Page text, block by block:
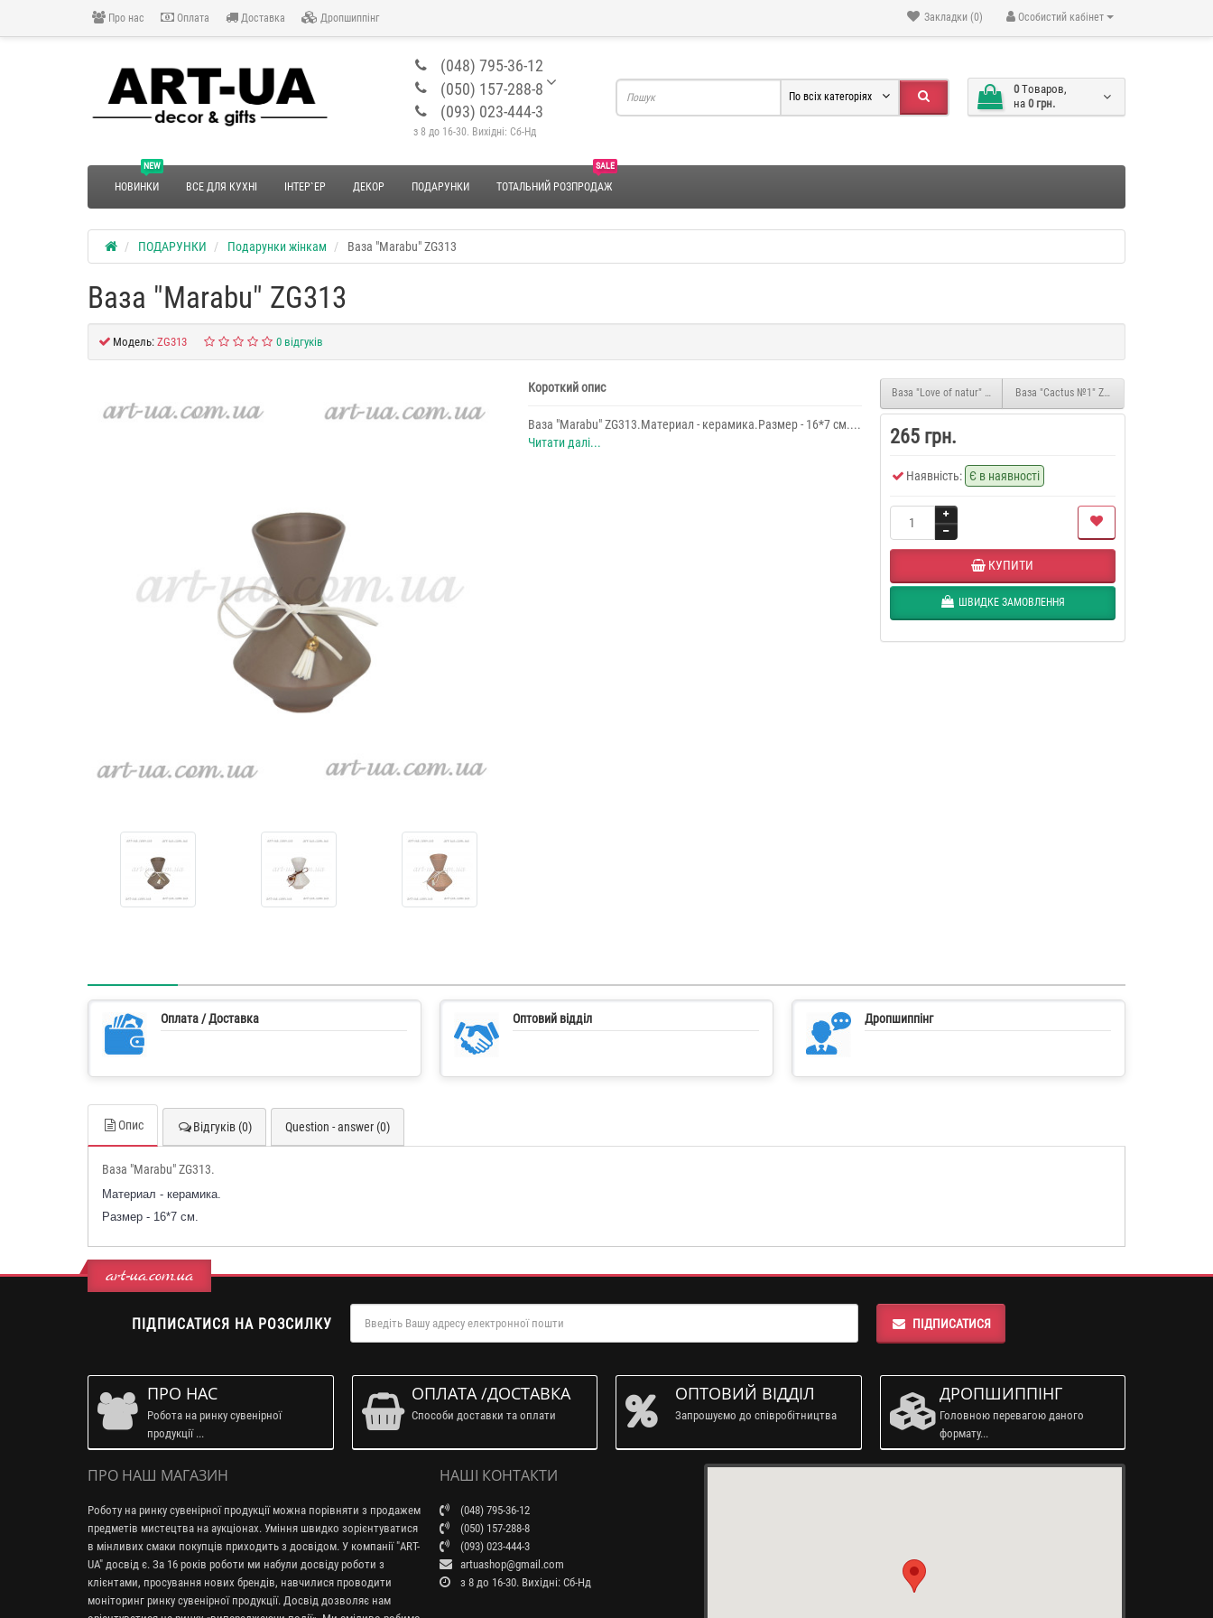
Про нас Оплата Доставка Дропшиппінг Особистий кабінет
Закладки (0)
(048) 795-36-12
(050) 157-288-8
(093) 023-444-3
з 8 до 16-30. Вихідні: Сб-Нд
0 Tоваров,
на 0 грн.
По всіх категоріях
NEW
НОВИНКИ ВСЕ ДЛЯ КУХНІ ІНТЕР`ЕР ДЕКОР ПОДАРУНКИ
SALE
ТОТАЛЬНИЙ РОЗПРОДАЖ
ПОДАРУНКИ Подарунки жінкам Ваза "Marabu" ZG313
Ваза "Marabu" ZG313
Модель: ZG313 0 відгуків
Короткий опис
Ваза "Marabu" ZG313.Материал - керамика.Размер - 16*7 см....
Читати далі...
Ваза "Love of natur" ZG029 Ваза "Сactus №1" ZG315
265 грн.
Наявність: Є в наявності
КУПИТИ
ШВИДКЕ ЗАМОВЛЕННЯ
Оплата / Доставка Оптовий відділ Дропшиппінг
Опис Відгуків (0) Question - answer (0)
Ваза "Marabu" ZG313.
Материал - керамика.
Размер - 16*7 см.
art-ua.com.ua
ПІДПИСАТИСЯ НА РОЗСИЛКУ ПІДПИСАТИСЯ
ПРО НАС
Робота на ринку сувенірної
продукції ...
ОПЛАТА /ДОСТАВКА
Способи доставки та оплати
ОПТОВИЙ ВІДДІЛ
Запрошуємо до співробітництва
ДРОПШИППІНГ
Головною перевагою даного
формату...
ПРО НАШ МАГАЗИН
Роботу на ринку сувенірної продукції можна порівняти з продажем
предметів мистецтва на аукціонах. Уміння швидко зорієнтуватися
в мінливих смаки покупців приходить з досвідом. У компанії "ART-
UA" досвід є. За 16 років роботи ми набули досвіду роботи з
клієнтами, просування нових брендів, навчилися проводити
моніторинг ринку сувенірної продукції. Досвід дозволяє нам
НАШІ КОНТАКТИ
(048) 795-36-12
(050) 157-288-8
(093) 023-444-3
artuashop@gmail.com
з 8 до 16-30. Вихідні: Сб-Нд